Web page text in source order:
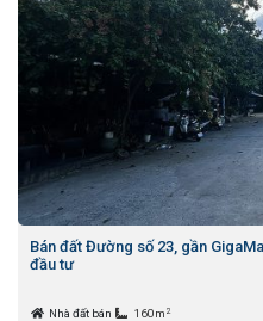
Bán đất Đường số 23, gần
đầu tư
Nhà đất bán 160m 2